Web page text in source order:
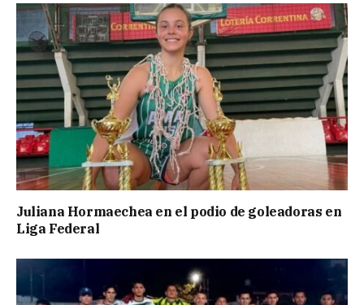
Juliana Hormaechea en el podio de goleadoras en
Liga Federal